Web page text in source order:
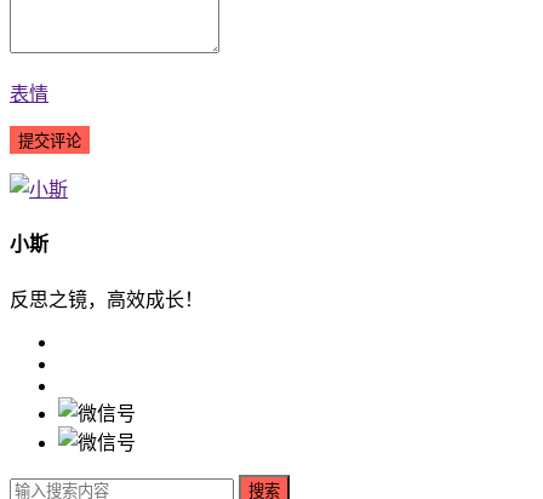
表情
小斯
反思之镜，高效成长！
搜索